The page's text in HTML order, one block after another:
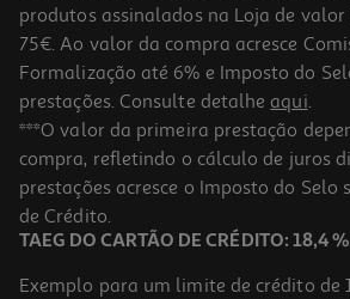
5.0
Iogurte Davaca Figo E Canela 400g
7.25 €/Kg
2,90 €
produtos assinalados na Loja de
75€. Ao valor da compra acresce
Formalização até 6% e Imposto do
prestações. Consulte detalhe aqui.
***O valor da primeira prestação
compra, refletindo o cálculo de juros
prestações acresce o Imposto do Selo
de Crédito.
TAEG DO CARTÃO DE CRÉDITO: 18,4 %
Exemplo para um limite de crédito de